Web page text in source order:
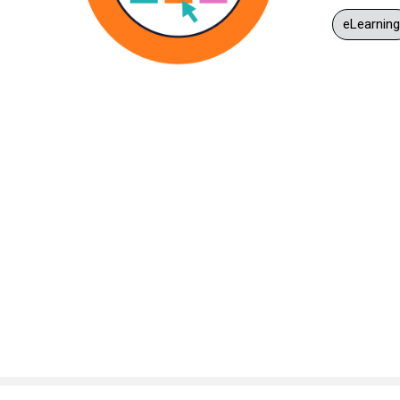
eLearning